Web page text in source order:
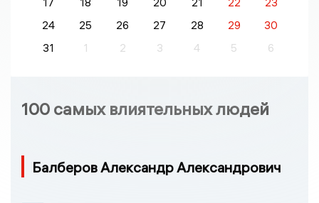
24
25 26 27 28 29
30
31
1 2 3 4 5 6
100 самых влиятельных людей
Балберов Александр Александрович